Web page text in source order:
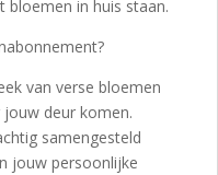
bloemen in huis staan.
van verse bloemen
deur komen.
samengesteld
jouw persoonlijke